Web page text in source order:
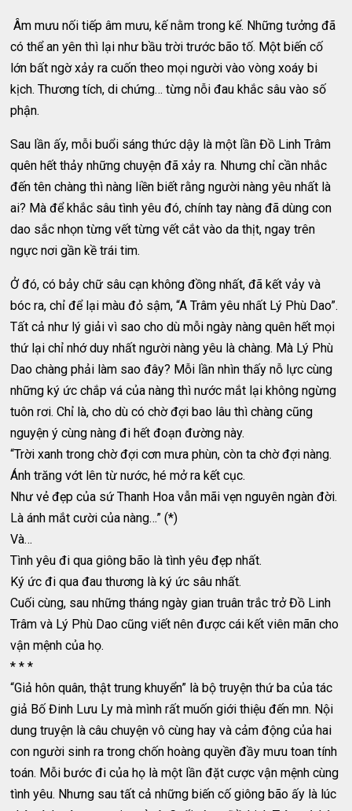
Âm mưu nối tiếp âm mưu, kế nằm trong kế. Những tưởng đã
có thể an yên thì lại như bầu trời trước bão tố. Một biến cố
lớn bất ngờ xảy ra cuốn theo mọi người vào vòng xoáy bi
kịch. Thương tích, di chứng… từng nỗi đau khắc sâu vào số
phận.
Sau lần ấy, mỗi buổi sáng thức dậy là một lần Đồ Linh Trâm
quên hết thảy những chuyện đã xảy ra. Nhưng chỉ cần nhắc
đến tên chàng thì nàng liền biết rằng người nàng yêu nhất là
ai? Mà để khắc sâu tình yêu đó, chính tay nàng đã dùng con
dao sắc nhọn từng vết từng vết cắt vào da thịt, ngay trên
ngực nơi gần kề trái tim.
Ở đó, có bảy chữ sâu cạn không đồng nhất, đã kết vảy và
bóc ra, chỉ để lại màu đỏ sậm, “A Trâm yêu nhất Lý Phù Dao”.
Tất cả như lý giải vì sao cho dù mỗi ngày nàng quên hết mọi
thứ lại chỉ nhớ duy nhất người nàng yêu là chàng. Mà Lý Phù
Dao chàng phải làm sao đây? Mỗi lần nhìn thấy nỗ lực cùng
những ký ức chắp vá của nàng thì nước mắt lại không ngừng
tuôn rơi. Chỉ là, cho dù có chờ đợi bao lâu thì chàng cũng
nguyện ý cùng nàng đi hết đoạn đường này.
“Trời xanh trong chờ đợi cơn mưa phùn, còn ta chờ đợi nàng.
Ánh trăng vớt lên từ nước, hé mở ra kết cục.
Như vẻ đẹp của sứ Thanh Hoa vẫn mãi vẹn nguyên ngàn đời.
Là ánh mắt cười của nàng…” (*)
Và…
Tình yêu đi qua giông bão là tình yêu đẹp nhất.
Ký ức đi qua đau thương là ký ức sâu nhất.
Cuối cùng, sau những tháng ngày gian truân trắc trở Đồ Linh
Trâm và Lý Phù Dao cũng viết nên được cái kết viên mãn cho
vận mệnh của họ.
* * *
“Giả hôn quân, thật trung khuyển” là bộ truyện thứ ba của tác
giả Bố Đinh Lưu Ly mà mình rất muốn giới thiệu đến mn. Nội
dung truyện là câu chuyện vô cùng hay và cảm động của hai
con người sinh ra trong chốn hoàng quyền đầy mưu toan tính
toán. Mỗi bước đi của họ là một lần đặt cược vận mệnh cùng
tình yêu. Nhưng sau tất cả những biến cố giông bão ấy là lúc